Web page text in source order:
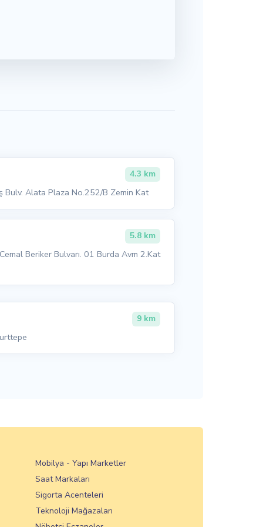
4.3 km
Alata Plaza No.252/B Zemin Kat
5.8 km
Beriker Bulvarı. 01 Burda Avm 2.Kat
9 km
Mobilya - Yapı Marketler
Saat Markaları
Sigorta Acenteleri
Teknoloji Mağazaları